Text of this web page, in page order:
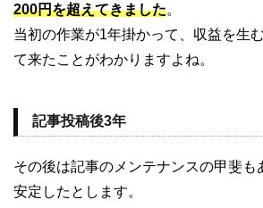
200円を超えてきました。
当初の作業が1年掛かって、収益を生
て来たことがわかりますよね。
記事投稿後3年
その後は記事のメンテナンスの甲斐も
安定したとします。